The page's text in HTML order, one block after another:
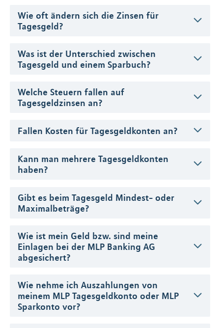
Wie oft ändern sich die Zinsen für
Tagesgeld?
Was ist der Unterschied zwischen
Tagesgeld und einem Sparbuch?
Welche Steuern fallen auf
Tagesgeldzinsen an?
Fallen Kosten für Tagesgeldkonten an?
Kann man mehrere Tagesgeldkonten
haben?
Gibt es beim Tagesgeld Mindest- oder
Maximalbeträge?
Wie ist mein Geld bzw. sind meine
Einlagen bei der MLP Banking AG
abgesichert?
Wie nehme ich Auszahlungen von
meinem MLP Tagesgeldkonto oder MLP
Sparkonto vor?